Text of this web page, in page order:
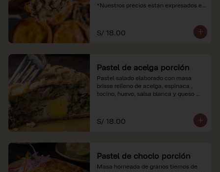
*Nuestros precios están expresados en
S/ 18.00
Pastel de acelga porción
Pastel salado elaborado con masa
brisse relleno de acelga, espinaca ,
tocino, huevo, salsa blanca y queso
*Nuestros precios están expresados en
soles e incluyen impuestos de ley y
S/ 18.00
Pastel de choclo porción
Masa horneada de granos tiernos de